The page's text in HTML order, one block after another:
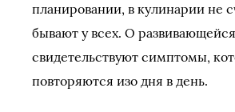
планировании, в кулинарии не
бывают у всех. О
свидетельствуют симптомы,
повторяются изо дня в день.